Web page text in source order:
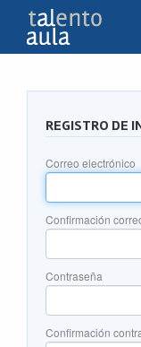
REGISTRO DE
Correo electrónico
Confirmación
Contraseña
Confirmación